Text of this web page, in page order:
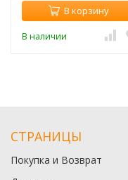
В корзину
В наличии
СТРАНИЦЫ
Покупка и Возврат